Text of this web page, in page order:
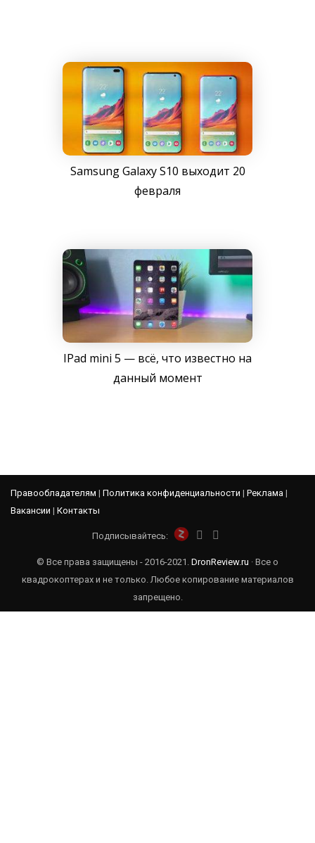
Samsung Galaxy S10 выходит 20
февраля
IPad mini 5 — всё, что известно на
данный момент
Правообладателям | Политика конфиденциальности | Реклама |
Вакансии | Контакты
Подписывайтесь:
© Все права защищены - 2016-2021. DronReview.ru · Все о
квадрокоптерах и не только. Любое копирование материалов
запрещено.